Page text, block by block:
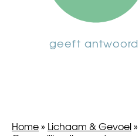
geeft
Home» Lichaam & Gevoel»